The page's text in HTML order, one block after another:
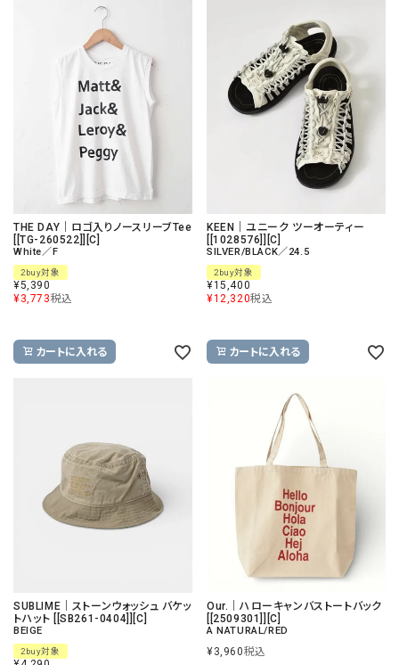
THE DAY｜ロゴ入りノースリーブTee
[[TG-260522]][C]
White／F
2buy対象
¥5,390
¥3,773税込
カートに入れる
KEEN｜ユニーク ツーオーティー
[[1028576]][C]
SILVER/BLACK／24.5
2buy対象
¥15,400
¥12,320税込
カートに入れる
SUBLIME｜ストーンウォッシュ バケッ
トハット [[SB261-0404]][C]
BEIGE
2buy対象
Our.｜ハローキャンバストートバック
[[2509301]][C]
A NATURAL/RED
¥3,960税込